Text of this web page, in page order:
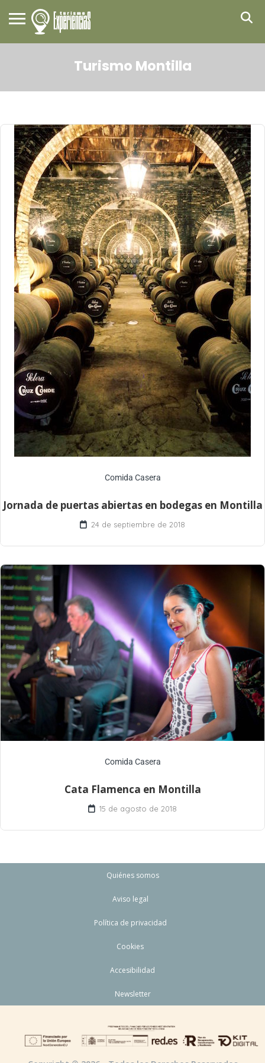
Turismo Montilla
Comida Casera
Jornada de puertas abiertas en bodegas en Montilla
24 de septiembre de 2018
Comida Casera
Cata Flamenca en Montilla
15 de agosto de 2018
Quiénes somos
Aviso legal
Política de privacidad
Cookies
Accesibilidad
Newsletter